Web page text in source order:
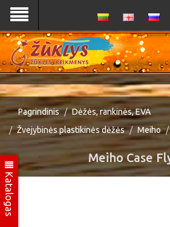
Katalogas
Pagrindinis
Dėžės, rankinės, EVA
Žvejybinės plastikinės dėžės
Meiho
Meiho Case